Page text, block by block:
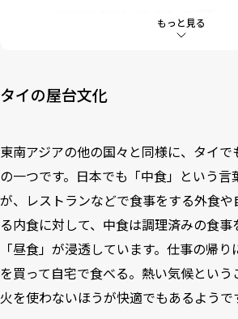
もっと見る
タイの屋台文化
東南アジアの他の国々と同様に、タイ
の一つです。日本でも「中食」という
が、レストランなどで食事をする外食
る内食に対して、中食は調理済みの食事
「昼食」が浸透しています。仕事の帰
を買って自宅で食べる。熱い気候という
火を使わないほうが快適でもあるようで